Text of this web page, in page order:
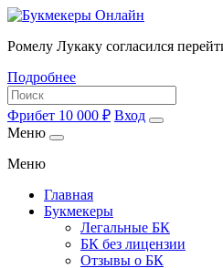
Ромелу Лукаку согласился
Подробнее
Фрибет 10 000 ₽ Вход
Меню
Меню
Главная
Букмекеры
Легальные БК
БК без лицензии
Отзывы о БК